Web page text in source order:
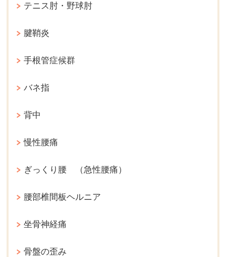
テニス肘・野球肘
腱鞘炎
手根管症候群
バネ指
背中
慢性腰痛
ぎっくり腰 （急性腰痛）
腰部椎間板ヘルニア
坐骨神経痛
骨盤の歪み